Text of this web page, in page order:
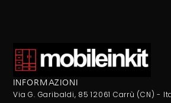
INFORMAZIONI
Via G. Garibaldi, 85 12061 Carrù (CN) -